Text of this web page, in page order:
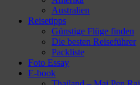
Australien
Reisetipps
Günstige Flüge finden
Die besten Reiseführer
Packliste
Foto Essay
E-book